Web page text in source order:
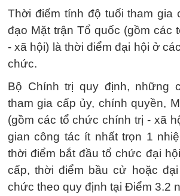
Thời điểm tính độ tuổi tham gia
đạo Mặt trận Tổ quốc (gồm các
- xã hội) là thời điểm đại hội ở
chức.
Bộ Chính trị quy định, những
tham gia cấp ủy, chính quyền,
(gồm các tổ chức chính trị - xã
gian công tác ít nhất trọn 1
thời điểm bắt đầu tổ chức đại
cấp, thời điểm bầu cử hoặc
chức theo quy định tại Điểm 3.2